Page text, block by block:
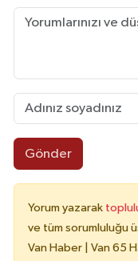
Gönder
Yorum yazarak
ve tüm sorumluluğu
Van Haber | Van 65